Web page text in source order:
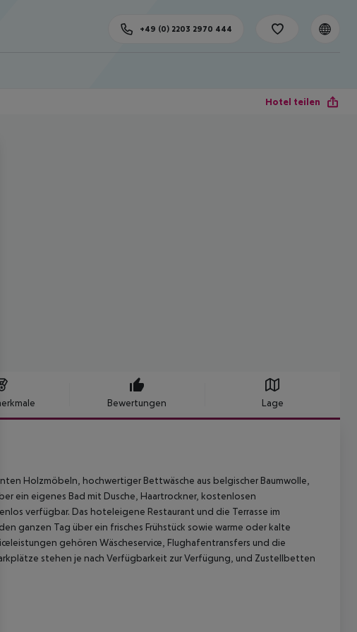
+49 (0) 2203 2970 444
Hotel teilen
Bewertungen Lage
Holzmöbeln, hochwertiger Bettwäsche aus belgischer Baumwolle,
ein eigenes Bad mit Dusche, Haartrockner, kostenlosen
verfügbar. Das hoteleigene Restaurant und die Terrasse im
ganzen Tag über ein frisches Frühstück sowie warme oder kalte
gehören Wäscheservice, Flughafentransfers und die
stehen je nach Verfügbarkeit zur Verfügung, und Zustellbetten